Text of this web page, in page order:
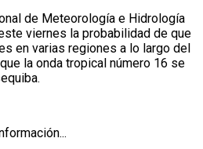
de Meteorología e Hidrología
viernes la probabilidad de que
en varias regiones a lo largo del
la onda tropical número 16 se